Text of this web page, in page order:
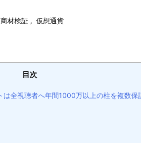
材検証 , 仮想通貨
目次
全視聴者へ年間1000万以上の柱を複数保